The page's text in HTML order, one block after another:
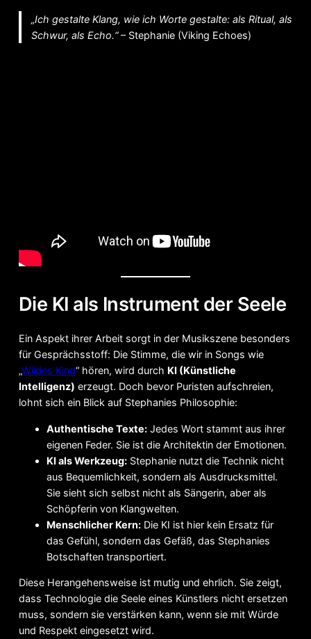
„Ich gestalte Klang, wie ich Worte gestalte: als Ritual, als
Schwur, als Echo.“– Stephanie (Viking Echoes)
Die KI als Instrument der Seele
Ein Aspekt ihrer Arbeit sorgt in der Musikszene besonders
für Gesprächsstoff: Die Stimme, die wir in Songs wie
„Wildes Kind“ hören, wird durch KI (Künstliche
Intelligenz) erzeugt. Doch bevor Puristen aufschreien,
lohnt sich ein Blick auf Stephanies Philosophie:
Authentische Texte:Jedes Wort stammt aus ihrer
eigenen Feder. Sie ist die Architektin der Emotionen.
KI als Werkzeug:Stephanie nutzt die Technik nicht
aus Bequemlichkeit, sondern als Ausdrucksmittel.
Sie sieht sich selbst nicht als Sängerin, aber als
Schöpferin von Klangwelten.
Menschlicher Kern:Die KI ist hier kein Ersatz für
das Gefühl, sondern das Gefäß, das Stephanies
Botschaften transportiert.
Diese Herangehensweise ist mutig und ehrlich. Sie zeigt,
dass Technologie die Seele eines Künstlers nicht ersetzen
muss, sondern sie verstärken kann, wenn sie mit Würde
und Respekt eingesetzt wird.